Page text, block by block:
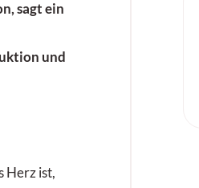
sagt ein
und
Herz ist,